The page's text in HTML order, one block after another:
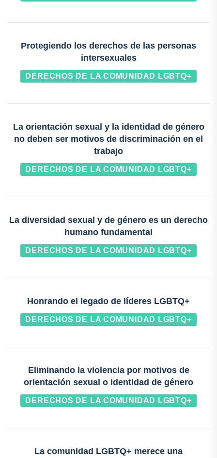
Protegiendo los derechos de las personas
intersexuales
DERECHOS DE LA COMUNIDAD LGBTQ+
La orientación sexual y la identidad de género
no deben ser motivos de discriminación en el
trabajo
DERECHOS DE LA COMUNIDAD LGBTQ+
La diversidad sexual y de género es un derecho
humano fundamental
DERECHOS DE LA COMUNIDAD LGBTQ+
Honrando el legado de líderes LGBTQ+
DERECHOS DE LA COMUNIDAD LGBTQ+
Eliminando la violencia por motivos de
orientación sexual o identidad de género
DERECHOS DE LA COMUNIDAD LGBTQ+
La comunidad LGBTQ+ merece una